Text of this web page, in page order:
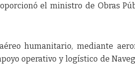
el ministro de Obras
humanitario, mediante
operativo y logístico de